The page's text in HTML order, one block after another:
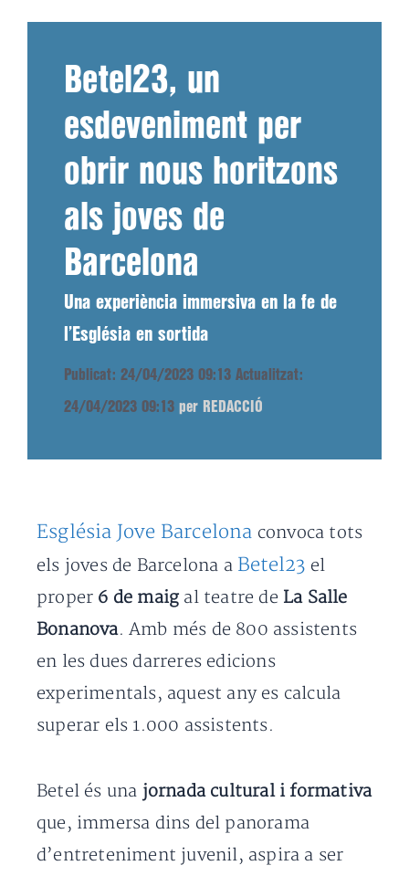
Betel23, un
esdeveniment per
obrir nous horitzons
als joves de
Barcelona
Una experiència immersiva en la fe de
l’Església en sortida
Publicat: 24/04/2023 09:13 Actualitzat:
24/04/2023 09:13 per REDACCIÓ
Església Jove Barcelona convoca tots
els joves de Barcelona a Betel23 el
proper 6 de maig al teatre de La Salle
Bonanova. Amb més de 800 assistents
en les dues darreres edicions
experimentals, aquest any es calcula
superar els 1.000 assistents.
Betel és una jornada cultural i formativa
que, immersa dins del panorama
d’entreteniment juvenil, aspira a ser